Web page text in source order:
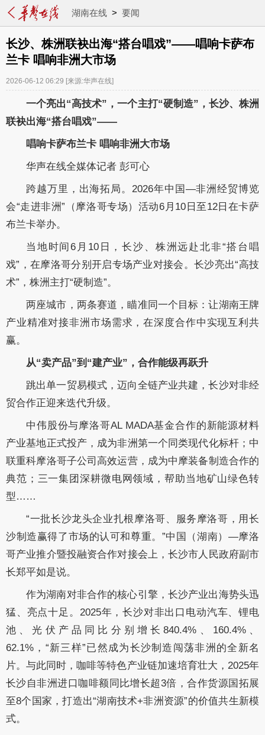
湖南在线> 要闻
长沙、株洲联袂出海“搭台唱戏”——唱响卡萨布
兰卡 唱响非洲大市场
2026-06-12 06:29 [来源:华声在线]
一个亮出“高技术”，一个主打“硬制造”，长沙、株洲
联袂出海“搭台唱戏”——
唱响卡萨布兰卡 唱响非洲大市场
华声在线全媒体记者 彭可心
跨越万里，出海拓局。2026年中国—非洲经贸博览
会“走进非洲”（摩洛哥专场）活动6月10日至12日在卡萨
布兰卡举办。
当地时间6月10日，长沙、株洲远赴北非“搭台唱
戏”，在摩洛哥分别开启专场产业对接会。长沙亮出“高技
术”，株洲主打“硬制造”。
两座城市，两条赛道，瞄准同一个目标：让湖南王牌
产业精准对接非洲市场需求，在深度合作中实现互利共
赢。
从“卖产品”到“建产业”，合作能级再跃升
跳出单一贸易模式，迈向全链产业共建，长沙对非经
贸合作正迎来迭代升级。
中伟股份与摩洛哥AL MADA基金合作的新能源材料
产业基地正式投产，成为非洲第一个同类现代化标杆；中
联重科摩洛哥子公司高效运营，成为中摩装备制造合作的
典范；三一集团深耕微电网领域，帮助当地矿山绿色转
型……
“一批长沙龙头企业扎根摩洛哥、服务摩洛哥，用长
沙制造赢得了市场的认可和尊重。”中国（湖南）—摩洛
哥产业推介暨投融资合作对接会上，长沙市人民政府副市
长郑平如是说。
作为湖南对非合作的核心引擎，长沙产业出海势头迅
猛、亮点十足。2025年，长沙对非出口电动汽车、锂电
池、光伏产品同比分别增长840.4%、160.4%、
62.1%，“新三样”已然成为长沙制造闯荡非洲的全新名
片。与此同时，咖啡等特色产业链加速培育壮大，2025年
长沙自非洲进口咖啡额同比增长超3倍，合作货源国拓展
至8个国家，打造出“湖南技术+非洲资源”的价值共生新模
式。